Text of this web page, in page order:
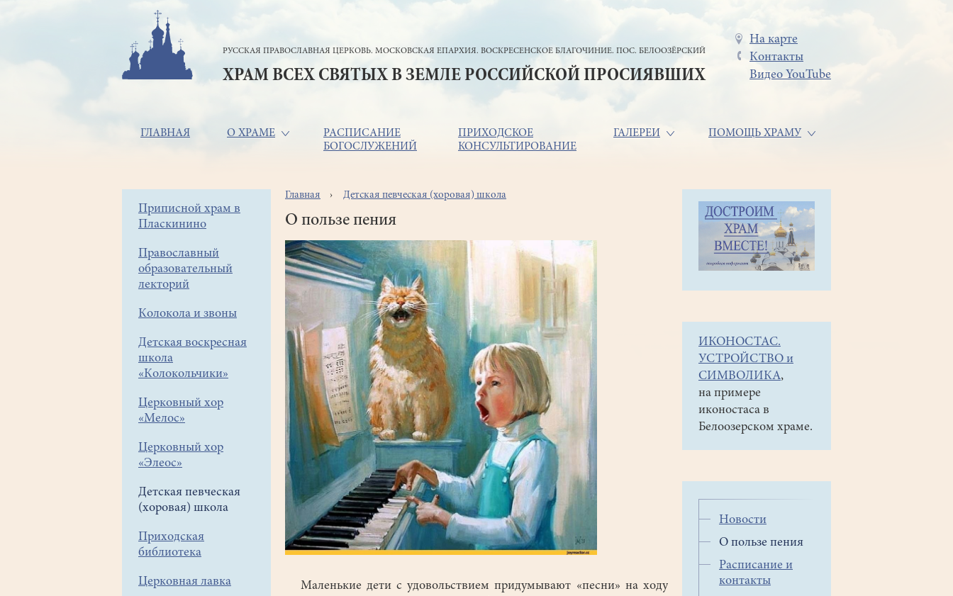
РУССКАЯ ПРАВОСЛАВНАЯ ЦЕРКОВЬ. МОСКОВСКАЯ ЕПАРХИЯ. ВОСКРЕСЕНСКОЕ БЛАГОЧИНИЕ. ПОС. БЕЛООЗЁРСКИЙ
ХРАМ ВСЕХ СВЯТЫХ В ЗЕМЛЕ РОССИЙСКОЙ ПРОСИЯВШИХ
Меню
в
На карте
Контакты
Видео YouTube
Основная
ГЛАВНАЯ О ХРАМЕ
РАСПИСАНИЕ
БОГОСЛУЖЕНИЙ
ПРИХОДСКОЕ
КОНСУЛЬТИРОВАНИЕ
ГАЛЕРЕИ ПОМОЩЬ ХРАМУ
Боковое
меню
Приписной храм в
Пласкинино
Православный
образовательный
лекторий
Колокола и звоны
Детская воскресная
школа
«Колокольчики»
Церковный хор
«Мелос»
Церковный хор
«Элеос»
Детская певческая
(хоровая) школа
Приходская
библиотека
Церковная лавка
Строка
навигации
Главная Детская певческая (хоровая) школа
О пользе пения
Маленькие дети с удовольствием придумывают «песни» на ходу
ИКОНОСТАС.
УСТРОЙСТВО и
СИМВОЛИКА,
на примере
иконостаса в
Белоозерском храме.
Новости
О пользе пения
Расписание и
контакты